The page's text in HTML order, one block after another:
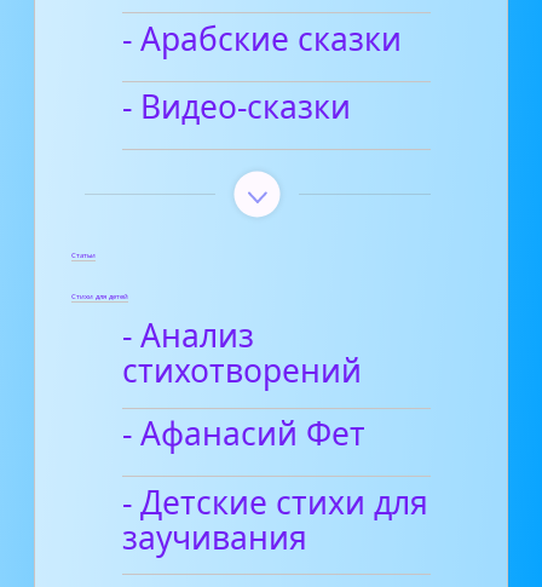
- Арабские сказки
- Видео-сказки
Статьи
Стихи для детей
- Анализ
стихотворений
- Афанасий Фет
- Детские стихи для
заучивания